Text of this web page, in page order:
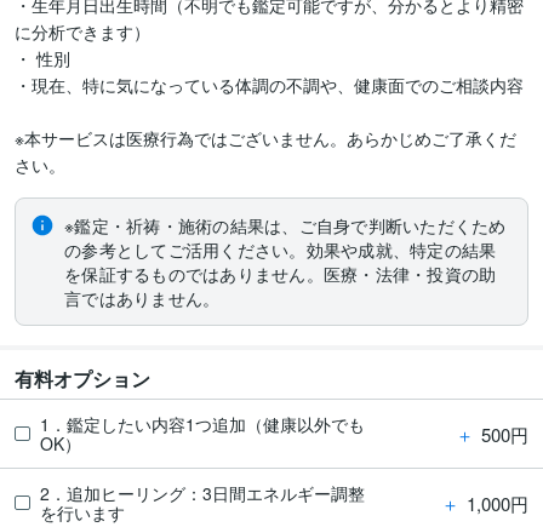
・生年月日出生時間（不明でも鑑定可能ですが、分かるとより精密
に分析できます）
・ 性別
・現在、特に気になっている体調の不調や、健康面でのご相談内容
※本サービスは医療行為ではございません。あらかじめご了承くだ
さい。
※鑑定・祈祷・施術の結果は、ご自身で判断いただくため
の参考としてご活用ください。効果や成就、特定の結果
を保証するものではありません。医療・法律・投資の助
言ではありません。
有料オプション
1．鑑定したい内容1つ追加（健康以外でも
OK）
＋ 500円
2．追加ヒーリング：3日間エネルギー調整
を行います
＋ 1,000円